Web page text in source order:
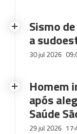
Sismo
a
30 jul 2026
Homem
após
Saúde
29 jul 2026